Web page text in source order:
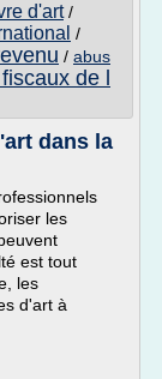
d'art/
/
/ abus
de l
dans la
les
est tout
les
d'art à